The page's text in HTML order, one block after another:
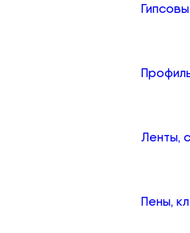
Ленты,
Пены,